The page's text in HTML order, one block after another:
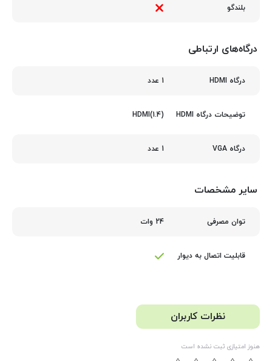
بلندگو
درگاه‌های ارتباطی
درگاه HDMI 1 عدد
توضیحات درگاه HDMI HDMI(1.4)
درگاه VGA 1 عدد
سایر مشخصات
توان مصرفی 24 وات
قابلیت اتصال به دیوار
نظرات کاربران
هنوز امتیازی ثبت نشده است